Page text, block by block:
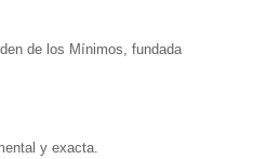
de los Mínimos, fundada
y exacta.